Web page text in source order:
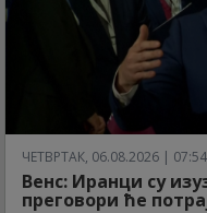
ЧЕТВРТАК, 06.08.2026 | 07:54
Венс: Иранци су
преговори ће